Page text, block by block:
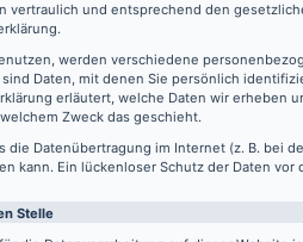
vertraulich und entsprechend den
werden verschiedene
Daten, mit denen Sie persönlich
erläutert, welche Daten wir erheben
Zweck das geschieht.
die Datenübertragung im Internet (z. B. bei
kann. Ein lückenloser Schutz der Daten
Stelle